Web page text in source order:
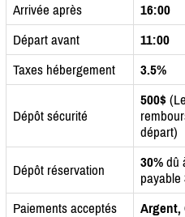
Arrivée après
16:00
Départ avant
11:00
Taxes hébergement
3.5%
Dépôt sécurité
500$
départ)
Dépôt réservation 30% dû
payable
Paiements acceptés
Argent,